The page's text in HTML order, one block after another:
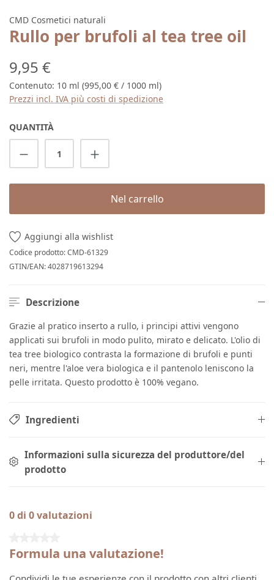
CMD Cosmetici naturali
Rullo per brufoli al tea tree oil
Prezzo normale:
9,95 €
Contenuto: 10 ml (995,00 € / 1000 ml)
Prezzi incl. IVA più costi di spedizione
QUANTITÀ
Quantità del prodotto: inserisci la
Nel carrello
Aggiungi alla wishlist
Codice prodotto:CMD-61329
GTIN/EAN:4028719613294
Descrizione
Grazie al pratico inserto a rullo, i principi attivi vengono
applicati sui brufoli in modo pulito, mirato e delicato. L'olio di
tea tree biologico contrasta la formazione di brufoli e punti
neri, mentre l'aloe vera biologica e il pantenolo leniscono la
pelle irritata. Questo prodotto è 100% vegano.
Ingredienti
Informazioni sulla sicurezza del produttore/del
prodotto
0 di 0 valutazioni
Formula una valutazione!